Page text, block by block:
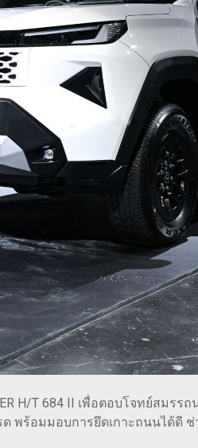
H/T 684 II เพื่อตอบโจทย์สมรรถน
ด พร้อมมอบการยึดเกาะถนนได้ดี